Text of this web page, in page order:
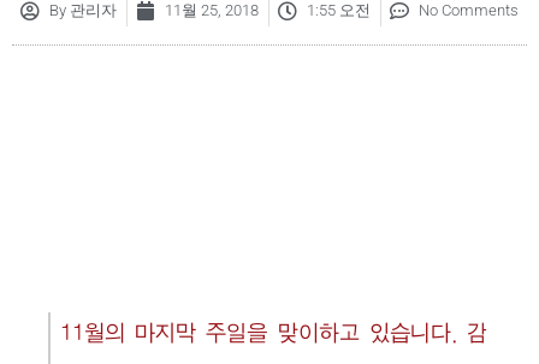
By 관리자 11월 25, 2018 1:55 오전 No Comments
11월의 마지막 주일을 맞이하고 있습니다. 감